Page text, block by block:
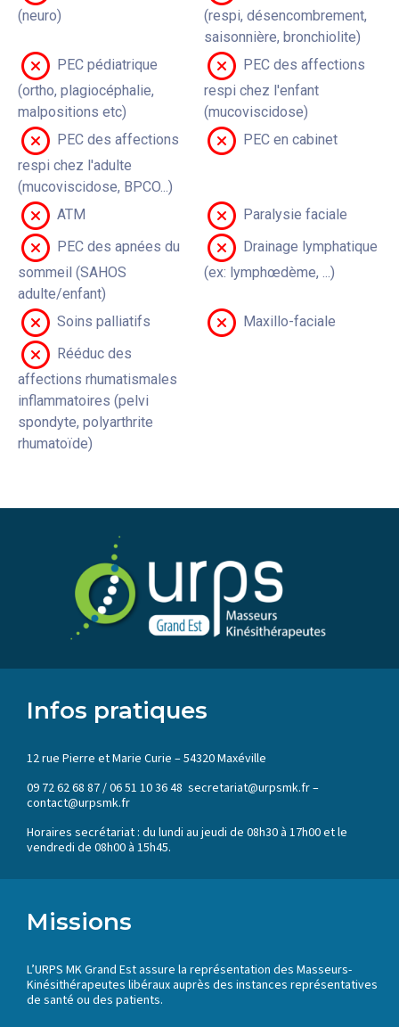
(neuro)
(respi, désencombrement,
saisonnière, bronchiolite)
PEC pédiatrique
(ortho, plagiocéphalie,
malpositions etc)
PEC des affections
respi chez l'enfant
(mucoviscidose)
PEC des affections
respi chez l'adulte
(mucoviscidose, BPCO...)
PEC en cabinet
ATM
Paralysie faciale
PEC des apnées du
sommeil (SAHOS
adulte/enfant)
Drainage lymphatique
(ex: lymphœdème, ...)
Soins palliatifs
Maxillo-faciale
Rééduc des
affections rhumatismales
inflammatoires (pelvi
spondyte, polyarthrite
rhumatoïde)
Infos pratiques
12 rue Pierre et Marie Curie – 54320 Maxéville
09 72 62 68 87 / 06 51 10 36 48 secretariat@urpsmk.fr –
contact@urpsmk.fr
Horaires secrétariat : du lundi au jeudi de 08h30 à 17h00 et le
vendredi de 08h00 à 15h45.
Missions
L’URPS MK Grand Est assure la représentation des Masseurs-
Kinésithérapeutes libéraux auprès des instances représentatives
de santé ou des patients.